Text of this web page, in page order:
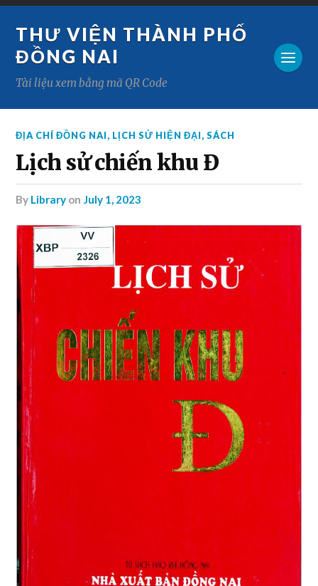
THƯ VIỆN THÀNH PHỐ
ĐỒNG NAI
Tài liệu xem bằng mã QR Code
ĐỊA CHÍ ĐỒNG NAI, LỊCH SỬ HIỆN ĐẠI,SÁCH
Lịch sử chiến khu Đ
by Library on July 1, 2023